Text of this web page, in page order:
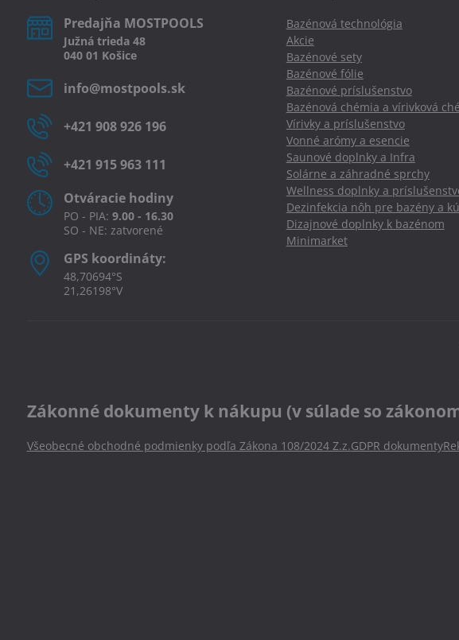
Predajňa MOSTPOOLS
Južná trieda 48
040 01 Košice
info​@mostpools​.sk
+421 908 926 196
+421 915 963 111
Otváracie hodiny
PO - PIA: 9.00 - 16.30
SO - NE: zatvorené
GPS koordináty:
48,70694°S
21,26198°V
Bazénová technológia
Akcie
Bazénové sety
Bazénové fólie
Bazénové príslušenstvo
Bazénová chémia a vírivková
Vírivky a príslušenstvo
Vonné arómy a esencie
Saunové doplnky a Infra
Solárne a záhradné sprchy
Wellness doplnky a
Dezinfekcia nôh pre bazény a
Dizajnové doplnky k bazénom
Minimarket
Zákonné dokumenty k nákupu (v súlade so
Všeobecné obchodné podmienky podľa Zákona 108/2024 Z.z.GDPR dokumenty